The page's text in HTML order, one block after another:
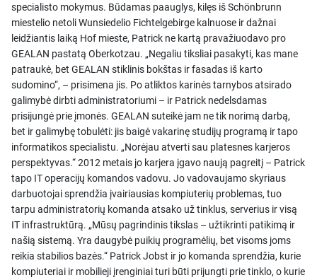
specialisto mokymus. Būdamas paauglys, kilęs iš Schönbrunn
miestelio netoli Wunsiedelio Fichtelgebirge kalnuose ir dažnai
leidžiantis laiką Hof mieste, Patrick ne kartą pravažiuodavo pro
GEALAN pastatą Oberkotzau. „Negaliu tiksliai pasakyti, kas mane
patraukė, bet GEALAN stiklinis bokštas ir fasadas iš karto
sudomino“, – prisimena jis. Po atliktos karinės tarnybos atsirado
galimybė dirbti administratoriumi – ir Patrick nedelsdamas
prisijungė prie įmonės. GEALAN suteikė jam ne tik norimą darbą,
bet ir galimybę tobulėti: jis baigė vakarinę studijų programą ir tapo
informatikos specialistu. „Norėjau atverti sau platesnes karjeros
perspektyvas.“ 2012 metais jo karjera įgavo naują pagreitį – Patrick
tapo IT operacijų komandos vadovu. Jo vadovaujamo skyriaus
darbuotojai sprendžia įvairiausias kompiuterių problemas, tuo
tarpu administratorių komanda atsako už tinklus, serverius ir visą
IT infrastruktūrą. „Mūsų pagrindinis tikslas – užtikrinti patikimą ir
našią sistemą. Yra daugybė puikių programėlių, bet visoms joms
reikia stabilios bazės.“ Patrick Jobst ir jo komanda sprendžia, kurie
kompiuteriai ir mobilieji įrenginiai turi būti prijungti prie tinklo, o kurie